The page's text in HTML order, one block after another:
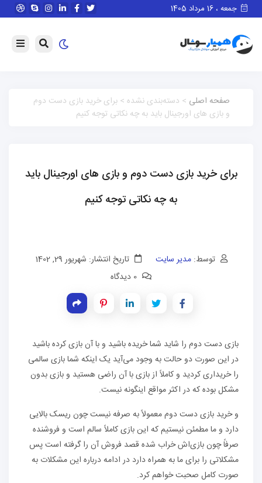
جمعه ، 16 مرداد 1405
صفحه اصلی > دسته‌بندی نشده > برای خرید بازی دست دوم
و بازی های اورجینال باید به چه نکاتی توجه کنیم
برای خرید بازی دست دوم و بازی های اورجینال باید
به چه نکاتی توجه کنیم
توسط:مدیر سایت
تاریخ انتشار: شهریور 29, 1402
بازی دست دوم را شاید شما خریده باشید و با آن بازی کرده باشید
در این صورت دو حالت به وجود می‌آید یک اینکه شما بازی سالمی
را خریداری کردید و کاملاً از بازی با آن راضی هستید و بازی بدون
مشکل بوده که در اکثر مواقع اینگونه نیست.
و خرید بازی دست دوم معمولاً به صرفه نیست چون ریسک بالایی
دارد و ما مطمئن نیستیم که این بازی کاملاً سالم است و فروشنده
صرفاً چون بازی‌اش خراب شده قصد فروش آن را گرفته است پس
مشکلاتی را برای ما به همراه دارد در ادامه درباره این مشکلات به
صورت کامل صحبت خواهم کرد.